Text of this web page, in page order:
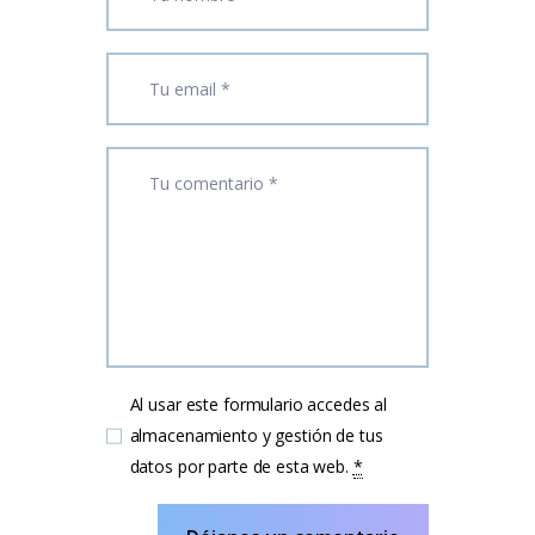
Al usar este formulario accedes al
almacenamiento y gestión de tus
datos por parte de esta web. *